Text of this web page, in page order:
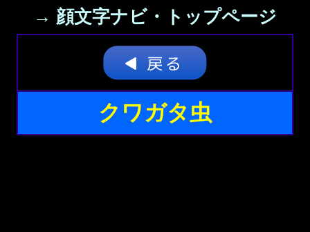
→ 顔文字ナビ・トップページ
クワガタ虫